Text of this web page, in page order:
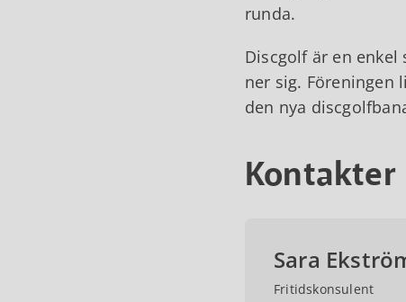
runda.
Discgolf är en
ner sig. Föreningen
den nya
Kontakter
Sara
Fritidskonsulent